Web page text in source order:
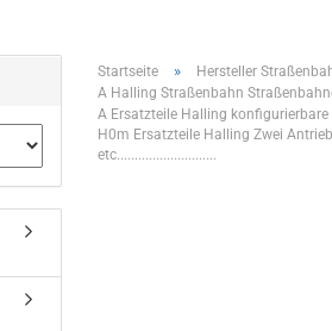
Startseite » Hersteller
A Halling Straßenbahn
A Ersatzteile Halling
H0m Ersatzteile Halling Zwei
etc............................